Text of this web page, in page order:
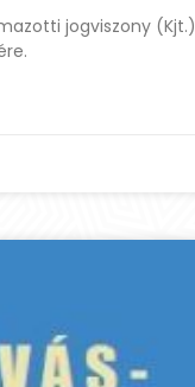
jogviszony (Kjt.)